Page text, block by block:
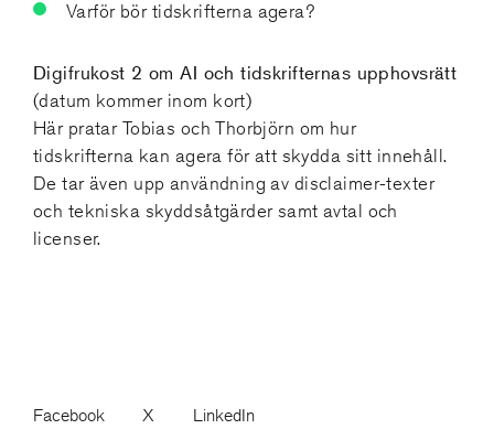
Varför bör tidskrifterna agera?
Digifrukost 2 om AI och tidskrifternas upphovsrätt
(datum kommer inom kort)
Här ​pratar Tobias och Thorbjörn om hur
tidskrifterna kan agera för att skydda sitt innehåll. ​
De tar även upp användning av disclaimer-texter
och tekniska skyddsåtgärder samt avtal och
licenser.
Facebook X LinkedIn